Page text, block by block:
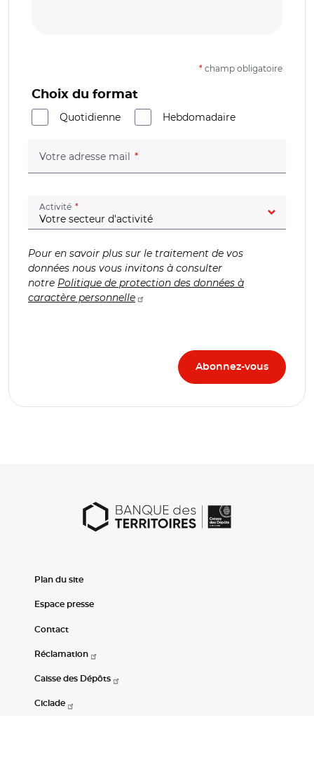
* champ obligatoire
Choix du format
Quotidienne
Hebdomadaire
Votre adresse mail (champ obligatoire)
Activité (champ obligatoire)
Pour en savoir plus sur le traitement de vos
données nous vous invitons à consulter
notre Politique de protection des données à
caractère personnelle
Plan du site
Espace presse
Contact
Réclamation
Caisse des Dépôts
Ciclade